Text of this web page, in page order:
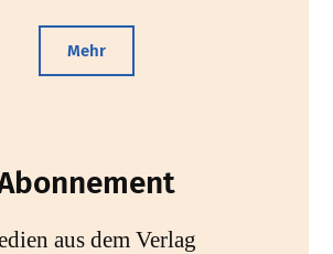
Mehr
aus dem Verlag